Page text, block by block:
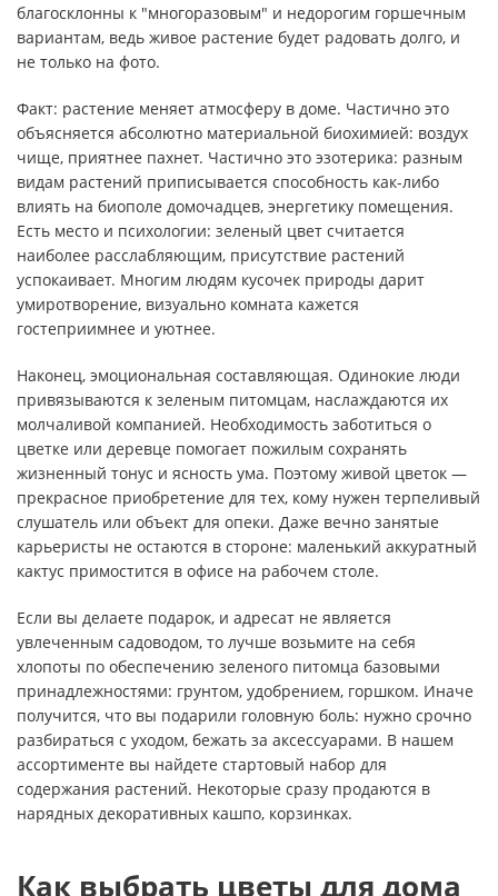
благосклонны к "многоразовым" и недорогим горшечным
вариантам, ведь живое растение будет радовать долго, и
не только на фото.
Факт: растение меняет атмосферу в доме. Частично это
объясняется абсолютно материальной биохимией: воздух
чище, приятнее пахнет. Частично это эзотерика: разным
видам растений приписывается способность как-либо
влиять на биополе домочадцев, энергетику помещения.
Есть место и психологии: зеленый цвет считается
наиболее расслабляющим, присутствие растений
успокаивает. Многим людям кусочек природы дарит
умиротворение, визуально комната кажется
гостеприимнее и уютнее.
Наконец, эмоциональная составляющая. Одинокие люди
привязываются к зеленым питомцам, наслаждаются их
молчаливой компанией. Необходимость заботиться о
цветке или деревце помогает пожилым сохранять
жизненный тонус и ясность ума. Поэтому живой цветок —
прекрасное приобретение для тех, кому нужен терпеливый
слушатель или объект для опеки. Даже вечно занятые
карьеристы не остаются в стороне: маленький аккуратный
кактус примостится в офисе на рабочем столе.
Если вы делаете подарок, и адресат не является
увлеченным садоводом, то лучше возьмите на себя
хлопоты по обеспечению зеленого питомца базовыми
принадлежностями: грунтом, удобрением, горшком. Иначе
получится, что вы подарили головную боль: нужно срочно
разбираться с уходом, бежать за аксессуарами. В нашем
ассортименте вы найдете стартовый набор для
содержания растений. Некоторые сразу продаются в
нарядных декоративных кашпо, корзинках.
Как выбрать цветы для дома